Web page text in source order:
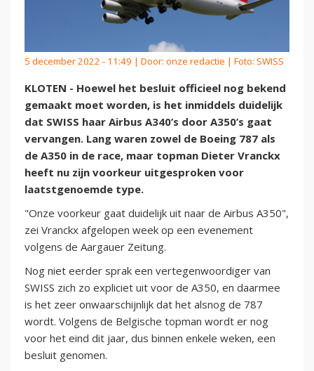
5 december 2022 - 11:49 | Door: onze redactie | Foto: SWISS
KLOTEN - Hoewel het besluit officieel nog bekend
gemaakt moet worden, is het inmiddels duidelijk
dat SWISS haar Airbus A340’s door A350’s gaat
vervangen. Lang waren zowel de Boeing 787 als
de A350 in de race, maar topman Dieter Vranckx
heeft nu zijn voorkeur uitgesproken voor
laatstgenoemde type.
"Onze voorkeur gaat duidelijk uit naar de Airbus A350",
zei Vranckx afgelopen week op een evenement
volgens de Aargauer Zeitung.
Nog niet eerder sprak een vertegenwoordiger van
SWISS zich zo expliciet uit voor de A350, en daarmee
is het zeer onwaarschijnlijk dat het alsnog de 787
wordt. Volgens de Belgische topman wordt er nog
voor het eind dit jaar, dus binnen enkele weken, een
besluit genomen.